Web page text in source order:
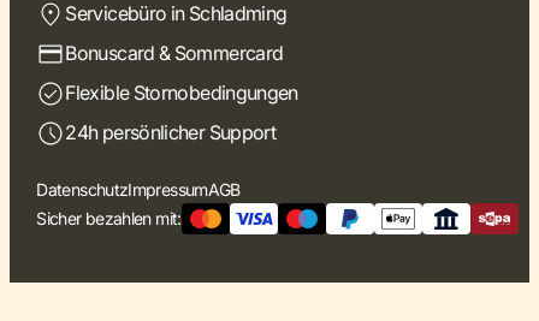
Servicebüro in Schladming
Bonuscard & Sommercard
Flexible Stornobedingungen
24h persönlicher Support
DatenschutzImpressumAGB
Sicher bezahlen mit: